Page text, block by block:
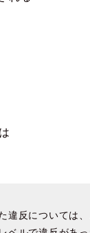
違反については